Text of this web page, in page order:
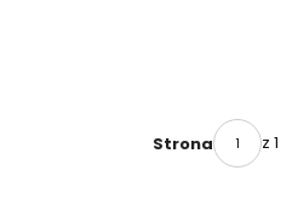
Strona z 1